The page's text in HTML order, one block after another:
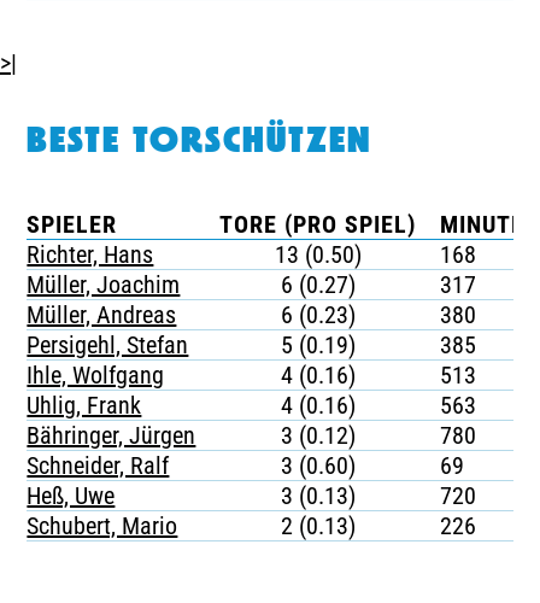
>|
BESTE TORSCHÜTZEN
SPIELER TORE (PRO SPIEL)
Richter, Hans
13 (0.50)
168
Müller, Joachim
6 (0.27)
317
Müller, Andreas
6 (0.23)
380
Persigehl, Stefan
5 (0.19)
385
Ihle, Wolfgang
4 (0.16)
513
Uhlig, Frank
4 (0.16)
563
Bähringer, Jürgen
3 (0.12)
780
Schneider, Ralf
3 (0.60)
69
Heß, Uwe
3 (0.13)
720
Schubert, Mario
2 (0.13) 226